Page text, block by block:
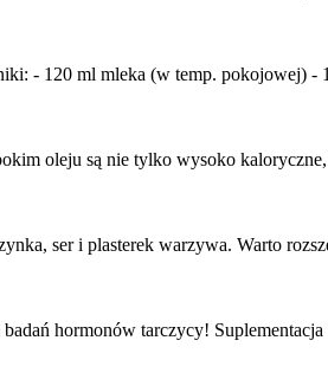
- 120 ml mleka (w temp. pokojowej) -
oleju są nie tylko wysoko
ser i plasterek warzywa. Warto
hormonów tarczycy!